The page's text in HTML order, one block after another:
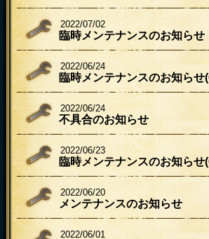
臨時メンテナンスのお知らせ
2022/07/02
臨時メンテナンスのお知らせ
2022/06/24
不具合のお知らせ
2022/06/24
臨時メンテナンスのお知らせ
2022/06/23
メンテナンスのお知らせ
2022/06/20
2022/06/01